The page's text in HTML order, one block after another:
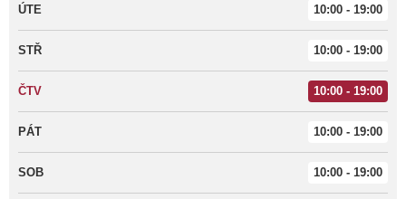
ÚTE 10:00 - 19:00
STŘ 10:00 - 19:00
ČTV 10:00 - 19:00
PÁT 10:00 - 19:00
SOB 10:00 - 19:00